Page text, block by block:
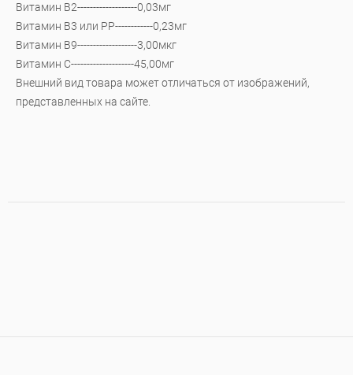
Витамин В2-------------------0,03мг
Витамин В3 или РР------------0,23мг
Витамин В9-------------------3,00мкг
Витамин С--------------------45,00мг
Внешний вид товара может отличаться от изображений,
представленных на сайте.